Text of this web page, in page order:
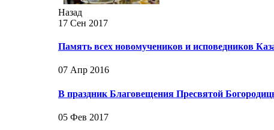
Назад
17 Сен 2017
Память всех новомучеников и исповедников
07 Апр 2016
В праздник Благовещения Пресвятой
05 Фев 2017